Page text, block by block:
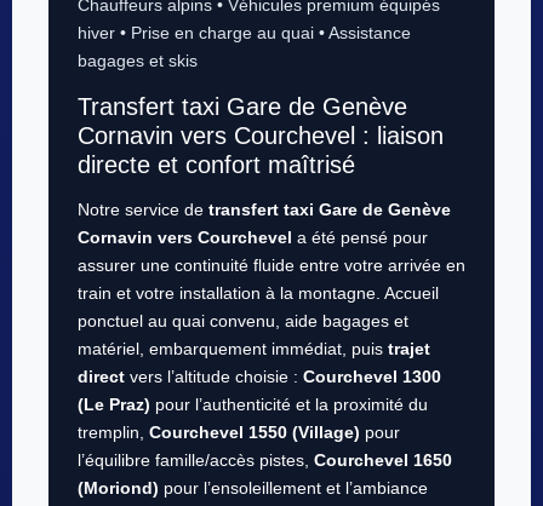
Chauffeurs alpins • Véhicules premium équipés
hiver • Prise en charge au quai • Assistance
bagages et skis
Transfert taxi Gare de Genève
Cornavin vers Courchevel : liaison
directe et confort maîtrisé
Notre service de transfert taxi Gare de Genève
Cornavin vers Courchevel a été pensé pour
assurer une continuité fluide entre votre arrivée en
train et votre installation à la montagne. Accueil
ponctuel au quai convenu, aide bagages et
matériel, embarquement immédiat, puis trajet
direct vers l’altitude choisie : Courchevel 1300
(Le Praz) pour l’authenticité et la proximité du
tremplin, Courchevel 1550 (Village) pour
l’équilibre famille/accès pistes, Courchevel 1650
(Moriond) pour l’ensoleillement et l’ambiance